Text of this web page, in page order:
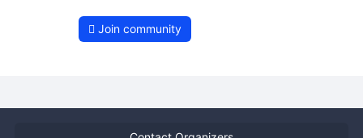
Join community